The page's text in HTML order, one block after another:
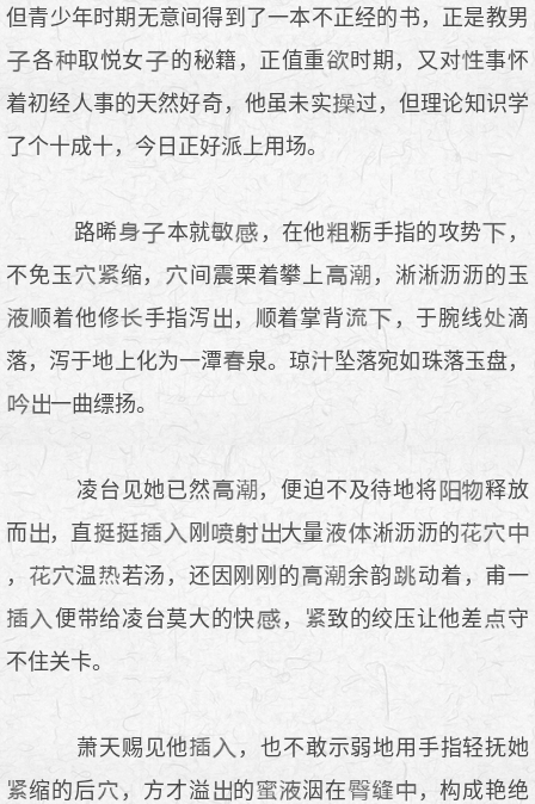
但青少年时期无意间得到了一本不正经的书，正是教男
各
取悦女 的秘籍，正值重 时期，又对
事怀
着初经人事的天然好奇，他虽未实
过，但理论知识学
了个十成十，今日正好派上用场。
路晞 本就 ，在他 粝手指的攻势
，
不免玉
缩， 间震栗着攀上
，淅淅沥沥的玉
顺着他修
手指泻 ，顺着掌背 ，于腕线
滴
落，泻于地上化为一潭
泉。琼
坠落宛如珠落玉盘，
一曲缥扬。
凌台见她已然 ，便迫不及待地将
释放
而
，直 刚 大量
淅沥沥的
，
温 若汤，还因刚刚的 余韵
动着，甫一
便带给凌台莫大的快
， 致的绞压让他差
守
不住关卡。
萧天赐见他
，也不敢示弱地用手指轻抚她
缩的后
，方才溢 的 洇在
，构成艳绝